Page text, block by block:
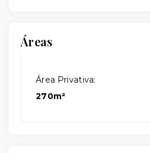
Áreas
Área Privativa:
270m²